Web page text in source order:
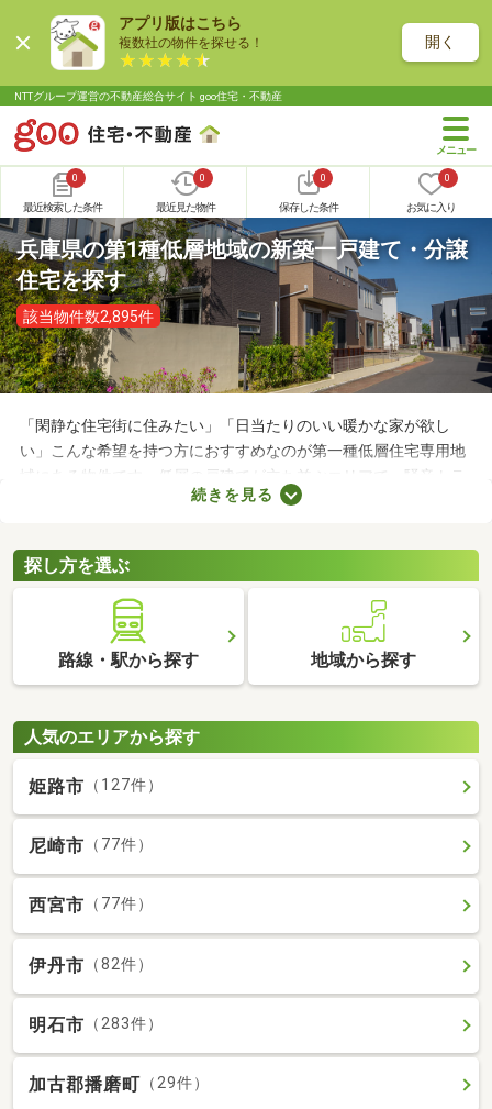
アプリ版はこちら
複数社の物件を探せる！ 開く
NTTグループ運営の不動産総合サイト goo住宅・不動産
0
最近検索した条件
0
最近見た物件
0
保存した条件
0
お気に入り
兵庫県の第1種低層地域の新築一戸建て・分譲
住宅を探す
該当物件数2,895件
「閑静な住宅街に住みたい」「日当たりのいい暖かな家が欲し
い」こんな希望を持つ方におすすめなのが第一種低層住宅専用地
域にある物件です。低層の戸建てが立ち並ぶエリアで、騒音トラ
ブルが少ない・住みやすい・高層の建物によって日光が遮断され
住居専用地域の新築一戸建てを紹介します。
続きを見る
探し方を選ぶ
路線・駅から探す 地域から探す
人気のエリアから探す
姫路市 （127件）
尼崎市 （77件）
西宮市 （77件）
伊丹市 （82件）
明石市 （283件）
加古郡播磨町 （29件）